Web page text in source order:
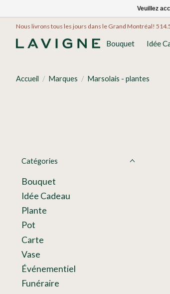
Nous livrons tous les jours dans le Grand Montréal!
Bouquet Idée
Accueil / Marques / Marsolais - plantes
Catégories
Bouquet
Idée Cadeau
Plante
Pot
Carte
Vase
Événementiel
Funéraire
Veuillez